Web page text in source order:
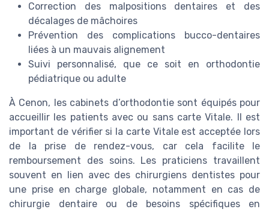
Correction des malpositions dentaires et des
décalages de mâchoires
Prévention des complications bucco-dentaires
liées à un mauvais alignement
Suivi personnalisé, que ce soit en orthodontie
pédiatrique ou adulte
À Cenon, les cabinets d’orthodontie sont équipés pour
accueillir les patients avec ou sans carte Vitale. Il est
important de vérifier si la carte Vitale est acceptée lors
de la prise de rendez-vous, car cela facilite le
remboursement des soins. Les praticiens travaillent
souvent en lien avec des chirurgiens dentistes pour
une prise en charge globale, notamment en cas de
chirurgie dentaire ou de besoins spécifiques en